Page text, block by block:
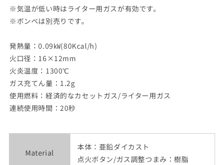
※気温が低い時はライター用ガスが有効です。
※ボンベは別売りです。
発熱量：0.09㎾(80Kcal/h)
火口径：16×12mm
火炎温度：1300℃
ガス充てん量：1.2g
使用燃料：経済的なカセットガス/ライター用ガス
連続使用時間：20秒
Material
本体：亜鉛ダイカスト
点火ボタン/ガス調整つまみ：樹脂